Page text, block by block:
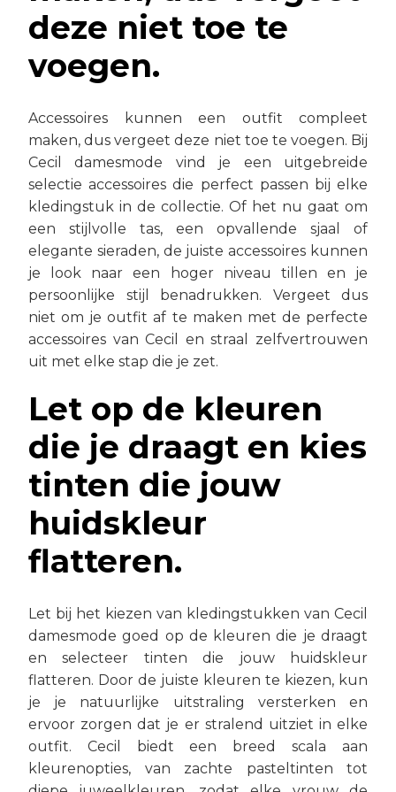
deze niet toe te
voegen.
Accessoires kunnen een outfit compleet
maken, dus vergeet deze niet toe te voegen. Bij
Cecil damesmode vind je een uitgebreide
selectie accessoires die perfect passen bij elke
kledingstuk in de collectie. Of het nu gaat om
een stijlvolle tas, een opvallende sjaal of
elegante sieraden, de juiste accessoires kunnen
je look naar een hoger niveau tillen en je
persoonlijke stijl benadrukken. Vergeet dus
niet om je outfit af te maken met de perfecte
accessoires van Cecil en straal zelfvertrouwen
uit met elke stap die je zet.
Let op de kleuren
die je draagt en kies
tinten die jouw
huidskleur
flatteren.
Let bij het kiezen van kledingstukken van Cecil
damesmode goed op de kleuren die je draagt
en selecteer tinten die jouw huidskleur
flatteren. Door de juiste kleuren te kiezen, kun
je je natuurlijke uitstraling versterken en
ervoor zorgen dat je er stralend uitziet in elke
outfit. Cecil biedt een breed scala aan
kleurenopties, van zachte pasteltinten tot